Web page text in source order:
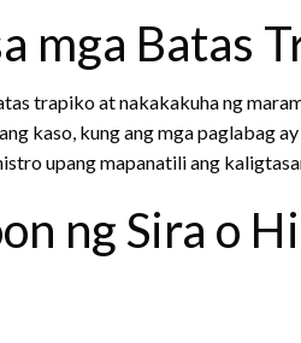
mga Batas
trapiko at nakakakuha ng
kaso, kung ang mga paglabag
upang mapanatili ang
ng Sira o